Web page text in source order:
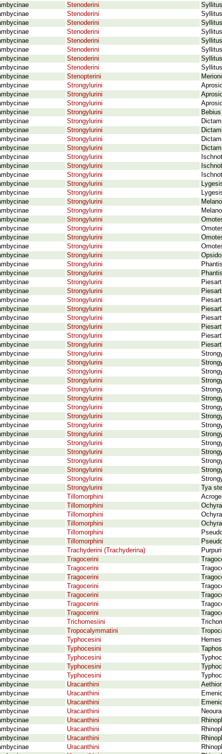
Stenoderini
Stenoderini
Stenoderini
Stenoderini
Stenoderini
Stenoderini
Stenoderini
Stenoderini
Stenopterini
Strongylurini
Strongylurini
Strongylurini
Strongylurini
Strongylurini
Strongylurini
Strongylurini
Strongylurini
Strongylurini
Strongylurini
Strongylurini
Strongylurini
Strongylurini
Strongylurini
Strongylurini
Strongylurini
Strongylurini
Strongylurini
Strongylurini
Strongylurini
Strongylurini
Strongylurini
Strongylurini
Strongylurini
Strongylurini
Strongylurini
Strongylurini
Strongylurini
Strongylurini
Strongylurini
Strongylurini
Strongylurini
Strongylurini
Strongylurini
Strongylurini
Strongylurini
Strongylurini
Strongylurini
Strongylurini
Strongylurini
Strongylurini
Strongylurini
Strongylurini
Strongylurini
Strongylurini
Strongylurini
Tya
Tillomorphini
Tillomorphini
Tillomorphini
Tillomorphini
Tillomorphini
Tillomorphini
Trachyderini (Trachyderina)
Tragocerini
Tragocerini
Tragocerini
Tragocerini
Tragocerini
Tragocerini
Tragocerini
Trichomesiini
Tropocalymmatini
Typhocesini
Typhocesini
Typhocesini
Typhocesini
Typhocesini
Uracanthini
Uracanthini
Uracanthini
Uracanthini
Uracanthini
Uracanthini
Uracanthini
Uracanthini